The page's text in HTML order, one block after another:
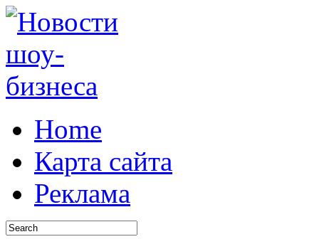
Home
Карта сайта
Реклама